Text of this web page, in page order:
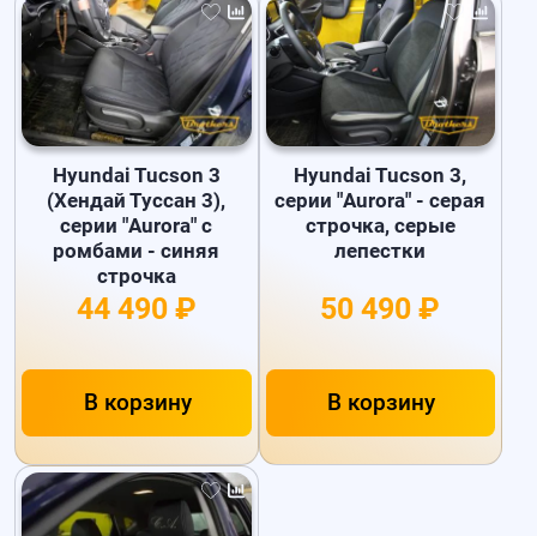
Hyundai Tucson 3
(Хендай Туссан 3),
серии "Aurora" с
ромбами - синяя
строчка
44 490 ₽
В корзину
Hyundai Tucson 3,
серии "Aurora" - серая
строчка, серые
лепестки
50 490 ₽
В корзину